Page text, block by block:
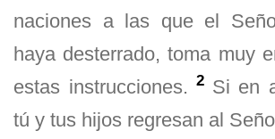
naciones a las que el
haya desterrado, toma muy
estas instrucciones.
2 Si en
tú y tus hijos regresan al